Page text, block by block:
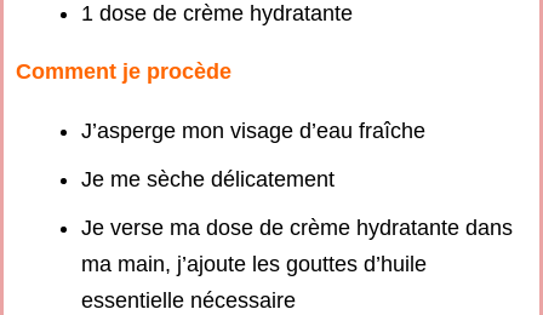
1 dose de crème hydratante
Comment je procède
J’asperge mon visage d’eau fraîche
Je me sèche délicatement
Je verse ma dose de crème hydratante dans
ma main, j’ajoute les gouttes d’huile
essentielle nécessaire